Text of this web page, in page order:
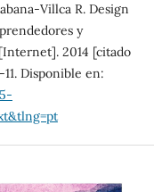
Villca R. Design
y
2014 [citado
Disponible en: